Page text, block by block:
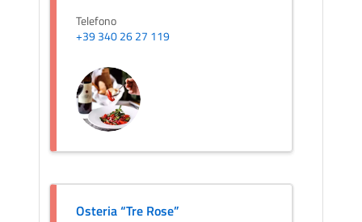
Telefono
+39 340 26 27 119
Osteria “Tre Rose”